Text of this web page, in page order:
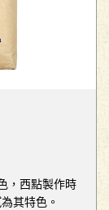
，西點製作時
其特色。